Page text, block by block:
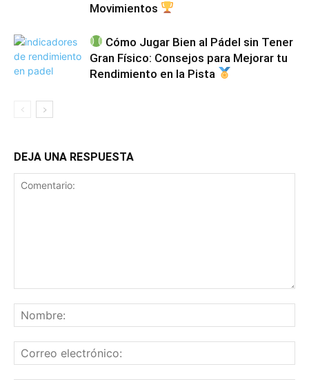
Movimientos
Cómo Jugar Bien al Pádel sin Tener
Gran Físico: Consejos para Mejorar tu
Rendimiento en la Pista
DEJA UNA RESPUESTA